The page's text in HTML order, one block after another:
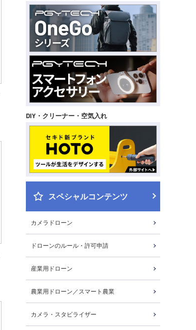
DIY・クリーナー・空気入れ
スペシャルコンテンツ
カメラドローン
ドローンのルール・許可申請
産業用ドローン
農業用ドローン／スマート農業
カメラ・スタビライザー